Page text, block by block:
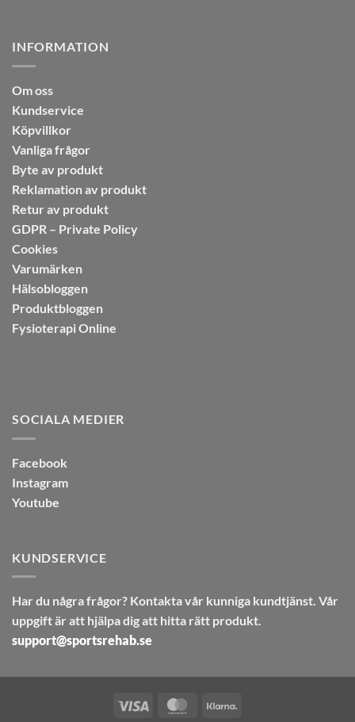
INFORMATION
Om oss
Kundservice
Köpvillkor
Vanliga frågor
Byte av produkt
Reklamation av produkt
Retur av produkt
GDPR – Private Policy
Cookies
Varumärken
Hälsobloggen
Produktbloggen
Fysioterapi Online
SOCIALA MEDIER
Facebook
Instagram
Youtube
KUNDSERVICE
Har du några frågor? Kontakta vår kunniga kundtjänst. Vår
uppgift är att hjälpa dig att hitta rätt produkt.
support@sportsrehab.se
Visa MasterCard